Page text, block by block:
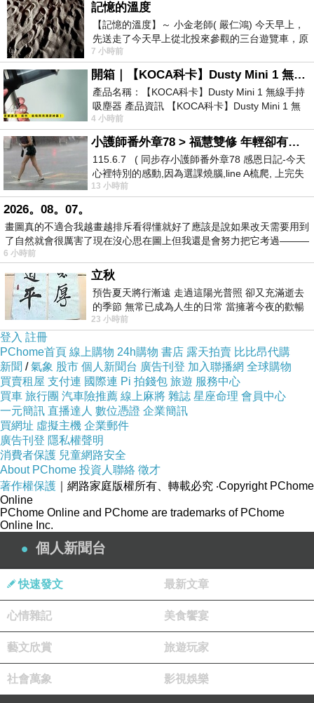
於是我參考了其他網友【FOSSIL】Perfect
Boyfriend 夜空閃耀計時腕錶(ES3880)的推薦開箱
文及心得分享!
上網找了很多【FOSSIL】Perfect Boyfriend 夜空閃
耀計時腕錶(ES3880)評論跟比價的結果，還有哪裡
買最便宜划算，發現它真的很不錯!!
而且24小時都能買，上網慢慢挑選，不用等店家開
門也不用看店員臉色，
服務這麼優，當然在網路購物最好啦~~你一定要來
看看【FOSSIL】Perfect Boyfriend 夜空閃耀計時腕
錶(ES3880)~~
商品網址:
品號：3730707
原廠公司貨，國際品牌
珍珠貝面盤，時尚色系
記憶的溫度
【記憶的溫度】～ 小金老師( 嚴仁鴻) 今天早上，
先送走了今天早上從北投來參觀的三台遊覽車，原
以為展場已經差不多要安靜下來，卻發
7 小時前
開箱｜【KOCA科卡】Dusty Mini 1 無線手持吸塵器
產品名稱：【KOCA科卡】Dusty Mini 1 無線手持
吸塵器 產品資訊 【KOCA科卡】Dusty Mini 1 無
線手持吸塵器評語： 能吸、能吹兼具兩
4 小時前
小護師番外章78 > 福慧雙修 年輕卻有個老靈魂 ㄑ金剛經〉podcast
115.6.7 ( 同步存小護師番外章78 感恩日記-今天
心裡特別的感動,因為選課燒腦,line A梳爬, 上完失
智課的她,特來傾
13 小時前
2026。08。07。
畫圖真的不適合我越畫越排斥看得懂就好了應該是說如果改天需要用到
了自然就會很厲害了現在沒心思在圖上但我還是會努力把它考過———
6 小時前
立秋
預告夏天將行漸遠 走過這陽光普照 卻又充滿逝去
的季節 無常已成為人生的日常 當擁著今夜的歡暢
舒心 轉眼驟成昨日 而明晨 太陽
23 小時前
登入 註冊
PChome首頁 線上購物 24h購物 書店 露天拍賣 比比昂代購
新聞 /氣象 股市 個人新聞台 廣告刊登 加入聯播網 全球購物
買賣租屋 支付連 國際連 Pi 拍錢包 旅遊 服務中心
買車 旅行團 汽車險推薦 線上麻將 雜誌 星座命理 會員中心
一元簡訊 直播達人 數位憑證 企業簡訊
買網址 虛擬主機 企業郵件
廣告刊登 隱私權聲明
消費者保護 兒童網路安全
About PChome 投資人聯絡 徵才
著作權保護 ｜網路家庭版權所有、轉載必究 ‧Copyright PChome
Online
PChome Online and PChome are trademarks of PChome
Online Inc.
個人新聞台
快速發文 最新文章
心情雜記 美食饗宴
藝文欣賞 旅遊玩家
社會萬象 影視娛樂